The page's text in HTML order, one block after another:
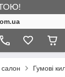
салон Гумові